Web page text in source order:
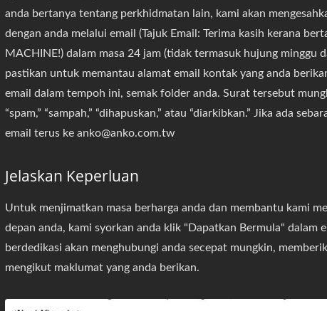
anda bertanya tentang perkhidmatan lain, kami akan
dengan anda melalui email (Tajuk Email: Terima kasih kerana
MACHINE!) dalam masa 24 jam (tidak termasuk hujung minggu
pastikan untuk memantau alamat email kontak yang anda
email dalam tempoh ini, semak folder anda. Surat tersebut
“spam,” “sampah,” “dihapuskan,” atau “diarkibkan.” Jika ada
email terus ke anko@anko.com.tw
Jelaskan Keperluan
Untuk menjimatkan masa berharga anda dan membantu kami
depan anda, kami syorkan anda klik "Dapatkan Bermula" dalam
berdedikasi akan menghubungi anda secepat mungkin,
mengikut maklumat yang anda berikan.